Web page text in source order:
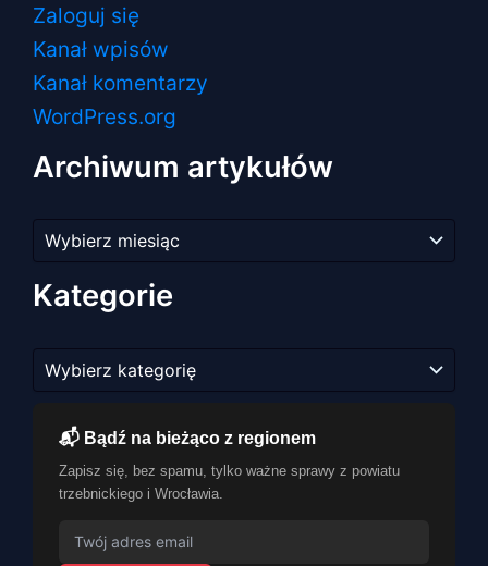
Zaloguj się
Kanał wpisów
Kanał komentarzy
WordPress.org
Archiwum artykułów
artykułów
Kategorie
📬 Bądź na bieżąco z regionem
Zapisz się, bez spamu, tylko ważne sprawy z powiatu
trzebnickiego i Wrocławia.